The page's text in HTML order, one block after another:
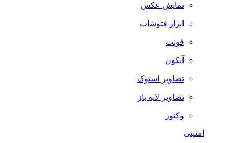
نمایش عکس
ابزار فتوشاپ
فونت
آیکون
تصاویر استوک
تصاویر لایه باز
وکتور
امنیتی